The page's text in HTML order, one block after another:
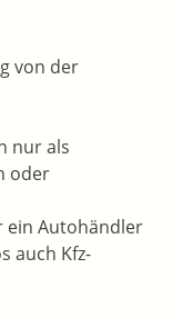
von der
nur als
oder
ein Autohändler
auch Kfz-